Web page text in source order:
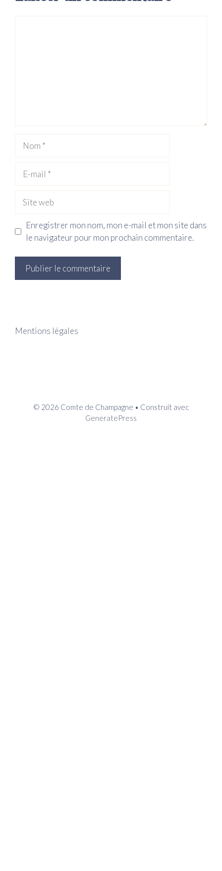
Nom
mail
Site
web
Enregistrer mon nom, mon e-mail et mon site dans
le navigateur pour mon prochain commentaire.
Mentions légales
© 2026 Comte de Champagne • Construit avec
GeneratePress